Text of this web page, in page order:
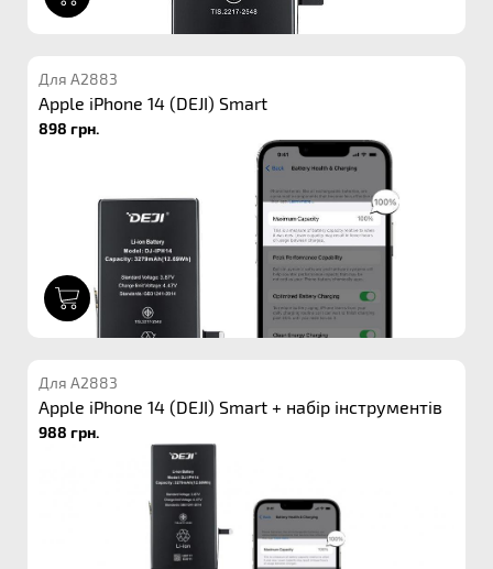
Для A2883
Apple iPhone 14 (DEJI) Smart
898 грн.
Для A2883
Apple iPhone 14 (DEJI) Smart + набір інструментів
988 грн.